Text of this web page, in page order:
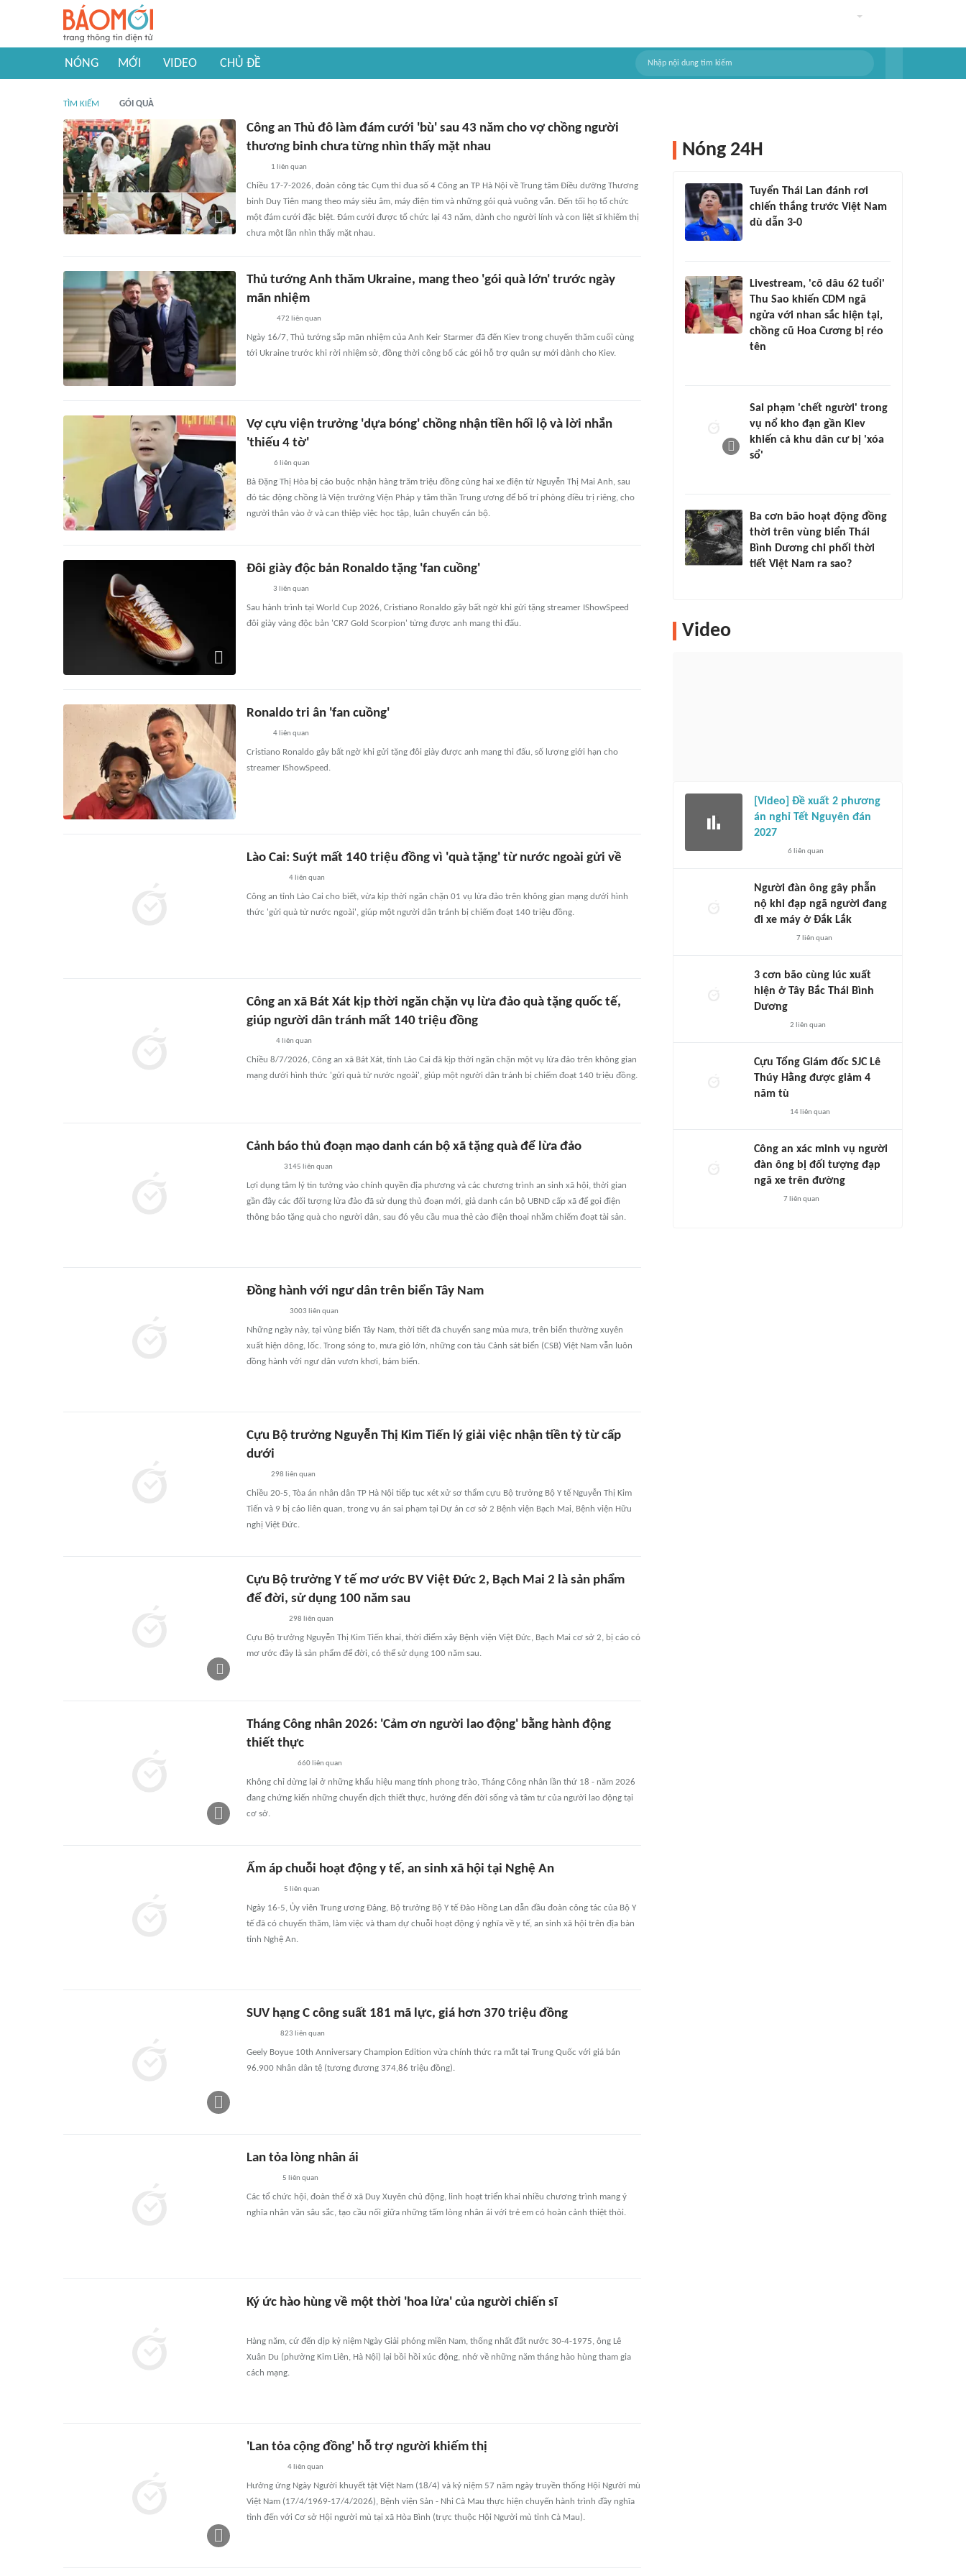
NÓNG MỚI VIDEO CHỦ ĐỀ
TÌM KIẾM GÓI QUÀ
Công an Thủ đô làm đám cưới 'bù' sau 43 năm cho vợ chồng người
thương binh chưa từng nhìn thấy mặt nhau
1 liên quan
Chiều 17-7-2026, đoàn công tác Cụm thi đua số 4 Công an TP Hà Nội về Trung tâm Điều dưỡng Thương
binh Duy Tiên mang theo máy siêu âm, máy điện tim và những gói quà vuông vắn. Đến tối họ tổ chức
một đám cưới đặc biệt. Đám cưới được tổ chức lại 43 năm, dành cho người lính và con liệt sĩ khiếm thị
chưa một lần nhìn thấy mặt nhau.
Thủ tướng Anh thăm Ukraine, mang theo 'gói quà lớn' trước ngày
mãn nhiệm
472 liên quan
Ngày 16/7, Thủ tướng sắp mãn nhiệm của Anh Keir Starmer đã đến Kiev trong chuyến thăm cuối cùng
tới Ukraine trước khi rời nhiệm sở, đồng thời công bố các gói hỗ trợ quân sự mới dành cho Kiev.
Vợ cựu viện trưởng 'dựa bóng' chồng nhận tiền hối lộ và lời nhắn
'thiếu 4 tờ'
6 liên quan
Bà Đặng Thị Hòa bị cáo buộc nhận hàng trăm triệu đồng cùng hai xe điện từ Nguyễn Thị Mai Anh, sau
đó tác động chồng là Viện trưởng Viện Pháp y tâm thần Trung ương để bố trí phòng điều trị riêng, cho
người thân vào ở và can thiệp việc học tập, luân chuyển cán bộ.
Đôi giày độc bản Ronaldo tặng 'fan cuồng'
3 liên quan
Sau hành trình tại World Cup 2026, Cristiano Ronaldo gây bất ngờ khi gửi tặng streamer IShowSpeed
đôi giày vàng độc bản 'CR7 Gold Scorpion' từng được anh mang thi đấu.
Ronaldo tri ân 'fan cuồng'
4liên quan
Cristiano Ronaldo gây bất ngờ khi gửi tặng đôi giày được anh mang thi đấu, số lượng giới hạn cho
streamer IShowSpeed.
Lào Cai: Suýt mất 140 triệu đồng vì 'quà tặng' từ nước ngoài gửi về
4 liên quan
Công an tỉnh Lào Cai cho biết, vừa kịp thời ngăn chặn 01 vụ lừa đảo trên không gian mạng dưới hình
thức 'gửi quà từ nước ngoài', giúp một người dân tránh bị chiếm đoạt 140 triệu đồng.
Công an xã Bát Xát kịp thời ngăn chặn vụ lừa đảo quà tặng quốc tế,
giúp người dân tránh mất 140 triệu đồng
4 liên quan
Chiều 8/7/2026, Công an xã Bát Xát, tỉnh Lào Cai đã kịp thời ngăn chặn một vụ lừa đảo trên không gian
mạng dưới hình thức 'gửi quà từ nước ngoài', giúp một người dân tránh bị chiếm đoạt 140 triệu đồng.
Cảnh báo thủ đoạn mạo danh cán bộ xã tặng quà để lừa đảo
3145 liên quan
Lợi dụng tâm lý tin tưởng vào chính quyền địa phương và các chương trình an sinh xã hội, thời gian
gần đây các đối tượng lừa đảo đã sử dụng thủ đoạn mới, giả danh cán bộ UBND cấp xã để gọi điện
thông báo tặng quà cho người dân, sau đó yêu cầu mua thẻ cào điện thoại nhằm chiếm đoạt tài sản.
Đồng hành với ngư dân trên biển Tây Nam
3003 liên quan
Những ngày này, tại vùng biển Tây Nam, thời tiết đã chuyển sang mùa mưa, trên biển thường xuyên
xuất hiện dông, lốc. Trong sóng to, mưa gió lớn, những con tàu Cảnh sát biển (CSB) Việt Nam vẫn luôn
đồng hành với ngư dân vươn khơi, bám biển.
Cựu Bộ trưởng Nguyễn Thị Kim Tiến lý giải việc nhận tiền tỷ từ cấp
dưới
298 liên quan
Chiều 20-5, Tòa án nhân dân TP Hà Nội tiếp tục xét xử sơ thẩm cựu Bộ trưởng Bộ Y tế Nguyễn Thị Kim
Tiến và 9 bị cáo liên quan, trong vụ án sai phạm tại Dự án cơ sở 2 Bệnh viện Bạch Mai, Bệnh viện Hữu
nghị Việt Đức.
Cựu Bộ trưởng Y tế mơ ước BV Việt Đức 2, Bạch Mai 2 là sản phẩm
để đời, sử dụng 100 năm sau
298 liên quan
Cựu Bộ trưởng Nguyễn Thị Kim Tiến khai, thời điểm xây Bệnh viện Việt Đức, Bạch Mai cơ sở 2, bị cáo có
mơ ước đây là sản phẩm để đời, có thể sử dụng 100 năm sau.
Tháng Công nhân 2026: 'Cảm ơn người lao động' bằng hành động
thiết thực
660liên quan
Không chỉ dừng lại ở những khẩu hiệu mang tính phong trào, Tháng Công nhân lần thứ 18 - năm 2026
đang chứng kiến những chuyển dịch thiết thực, hướng đến đời sống và tâm tư của người lao động tại
cơ sở.
Ấm áp chuỗi hoạt động y tế, an sinh xã hội tại Nghệ An
5 liên quan
Ngày 16-5, Ủy viên Trung ương Đảng, Bộ trưởng Bộ Y tế Đào Hồng Lan dẫn đầu đoàn công tác của Bộ Y
tế đã có chuyến thăm, làm việc và tham dự chuỗi hoạt động ý nghĩa về y tế, an sinh xã hội trên địa bàn
tỉnh Nghệ An.
SUV hạng C công suất 181 mã lực, giá hơn 370 triệu đồng
823 liên quan
Geely Boyue 10th Anniversary Champion Edition vừa chính thức ra mắt tại Trung Quốc với giá bán
96.900 Nhân dân tệ (tương đương 374,86 triệu đồng).
Lan tỏa lòng nhân ái
5 liên quan
Các tổ chức hội, đoàn thể ở xã Duy Xuyên chủ động, linh hoạt triển khai nhiều chương trình mang ý
nghĩa nhân văn sâu sắc, tạo cầu nối giữa những tấm lòng nhân ái với trẻ em có hoàn cảnh thiệt thòi.
Ký ức hào hùng về một thời 'hoa lửa' của người chiến sĩ
Hàng năm, cứ đến dịp kỷ niệm Ngày Giải phóng miền Nam, thống nhất đất nước 30-4-1975, ông Lê
Xuân Du (phường Kim Liên, Hà Nội) lại bồi hồi xúc động, nhớ về những năm tháng hào hùng tham gia
cách mạng.
'Lan tỏa cộng đồng' hỗ trợ người khiếm thị
4liên quan
Hưởng ứng Ngày Người khuyết tật Việt Nam (18/4) và kỷ niệm 57 năm ngày truyền thống Hội Người mù
Việt Nam (17/4/1969-17/4/2026), Bệnh viện Sản - Nhi Cà Mau thực hiện chuyến hành trình đầy nghĩa
tình đến với Cơ sở Hội người mù tại xã Hòa Bình (trực thuộc Hội Người mù tỉnh Cà Mau).
Nóng 24H
Tuyển Thái Lan đánh rơi
chiến thắng trước Việt Nam
dù dẫn 3-0
Livestream, 'cô dâu 62 tuổi'
Thu Sao khiến CDM ngã
ngửa với nhan sắc hiện tại,
chồng cũ Hoa Cương bị réo
tên
Sai phạm 'chết người' trong
vụ nổ kho đạn gần Kiev
khiến cả khu dân cư bị 'xóa
sổ'
Ba cơn bão hoạt động đồng
thời trên vùng biển Thái
Bình Dương chi phối thời
tiết Việt Nam ra sao?
Video
[Video] Đề xuất 2 phương
án nghỉ Tết Nguyên đán
2027
6 liên quan
Người đàn ông gây phẫn
nộ khi đạp ngã người đang
đi xe máy ở Đắk Lắk
7liên quan
3 cơn bão cùng lúc xuất
hiện ở Tây Bắc Thái Bình
Dương
2 liên quan
Cựu Tổng Giám đốc SJC Lê
Thúy Hằng được giảm 4
năm tù
14 liên quan
Công an xác minh vụ người
đàn ông bị đối tượng đạp
ngã xe trên đường
7 liên quan